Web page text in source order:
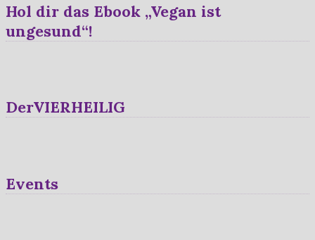
Hol dir das Ebook „Vegan ist
ungesund“!
DerVIERHEILIG
Events